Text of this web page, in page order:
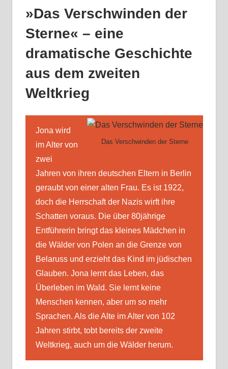
»Das Verschwinden der
Sterne« – eine
dramatische Geschichte
aus dem zweiten
Weltkrieg
Das Verschwinden der Sterne
Jona wird
im Alter von
zwei
Jahren von ihren deutschen Eltern in Berlin
geraubt von einer alten Frau. Es ist 1922,
doch die Herrschaft der Nazis wirft ihre
Schatten voraus. Die über 80jährige
Entführerin bringt das kleines Mädchen in
die Wälder von Polen an die Grenze von
Belaruss und erzieht das Kind im jüdischen
Glauben. Jona lernt das Leben, das
Überleben im Wald. Sie lernt keine
Menschen kennen, aber um so mehr
Sprachen. Als die Alte im Alter von 102
Jahren stirbt, tobt bereits der zweite
Weltkrieg, auch um die Wälder herum.